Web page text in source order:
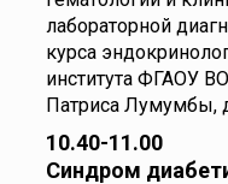
лабораторной
курса
института ФГАОУ
Патриса Лумумбы,
10.40-11.00
Синдром